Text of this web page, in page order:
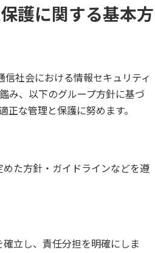
護に関する基本方
社会における情報セキュリティ
み、以下のグループ方針に基づ
正な管理と保護に努めます。
た方針・ガイドラインなどを遵
立し、責任分担を明確にしま